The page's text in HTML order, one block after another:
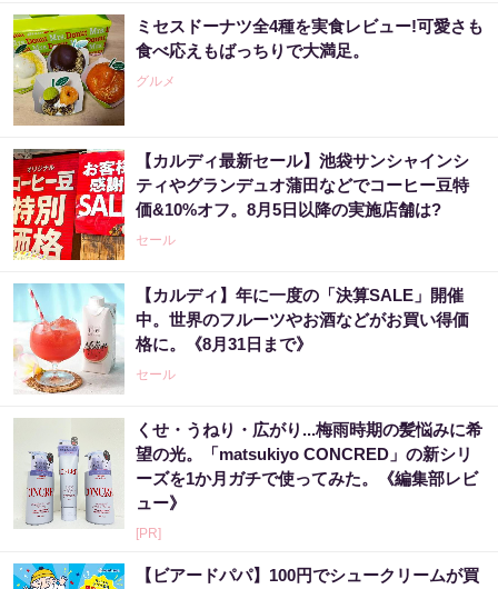
ミセスドーナツ全4種を実食レビュー!可愛さも
食べ応えもばっちりで大満足。
グルメ
【カルディ最新セール】池袋サンシャインシ
ティやグランデュオ蒲田などでコーヒー豆特
価&10%オフ。8月5日以降の実施店舗は?
セール
【カルディ】年に一度の「決算SALE」開催
中。世界のフルーツやお酒などがお買い得価
格に。《8月31日まで》
セール
くせ・うねり・広がり...梅雨時期の髪悩みに希
望の光。「matsukiyo CONCRED」の新シリ
ーズを1か月ガチで使ってみた。《編集部レビ
ュー》
[PR]
【ビアードパパ】100円でシュークリームが買